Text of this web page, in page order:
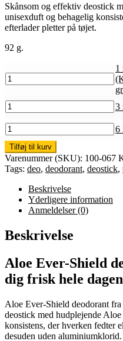
Skånsom og effektiv deostick
unisexduft og behagelig
efterlader pletter på tøjet.
92 g.
1
x
Aloe
Ever-
(Køb
5
og
få
ekstra
gratis)
antal
1
3
x
Aloe
Ever-
Shield™
antal
3
6
x
Aloe
Ever-
Shield™
6
Tilføj til kurv
Varenummer (SKU): 100-067
Tags: deo, deodorant, deostick,
Beskrivelse
Yderligere information
Anmeldelser (0)
Beskrivelse
Aloe Ever-Shield
dig frisk hele dagen
Aloe Ever-Shield deodorant
deostick med hudplejende
konsistens, der hverken fedter
desuden uden aluminiumklorid.